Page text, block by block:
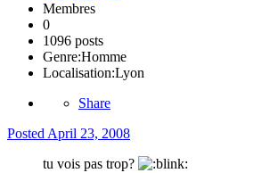
Membres
0
1096 posts
Genre:Homme
Localisation:Lyon
Share
PostedApril 23, 2008
tu vois pas trop?